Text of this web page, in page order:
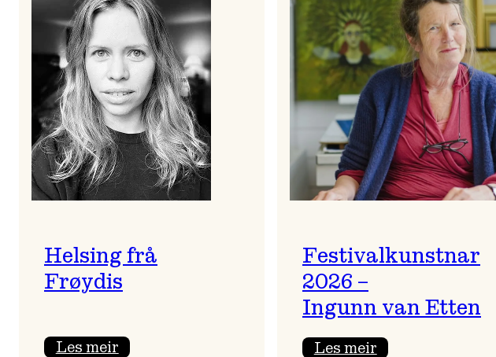
Helsing frå
Frøydis
Les meir:
Festivalkunstnar
2026 –
Ingunn van Etten
Les meir: